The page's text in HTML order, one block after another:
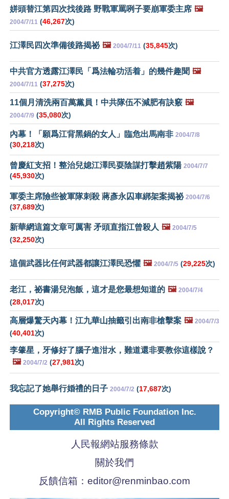
姘頭替江第四次找後路 野戰軍罵咧子要崩軍委主席 🖼️
2004/7/11 (46,267次)
江澤民四次準備後路揭祕 🖼️ 2004/7/11 (35,845次)
中共官方透露江澤民「爲法輪功活着」的幾件趣聞 🖼️
2004/7/11 (37,275次)
11個月清洗兩百萬黨員！中共隊伍不減肥有訣竅 🖼️
2004/7/9 (35,080次)
內幕！「願爲江背黑鍋的女人」臨危出馬南非 2004/7/8
(30,218次)
曾慶紅支招！整治兒媳江澤民耍陰謀打擊趙紫陽 2004/7/7
(45,930次)
軍委主席險些被軍隊刺殺 蔣彥永囚車綁架案揭祕 2004/7/6
(37,689次)
新華網這篇文章可厲害 矛頭直指江曾殺人 🖼️ 2004/7/5
(32,250次)
這個武器比任何武器都讓江澤民恐懼 🖼️ 2004/7/5 (29,225次)
老江，祕書湯兒泡飯，這才是您最想知道的 🖼️ 2004/7/4
(28,017次)
高層爆驚天內幕！江九華山抽籤引出南非槍擊案 🖼️ 2004/7/3
(40,401次)
李肇星，牙修好了腦子進泔水，難道還非要教你這樣說？
🖼️ 2004/7/2 (27,981次)
我忘記了她舉行婚禮的日子 2004/7/2 (17,687次)
Copyright© RMB Public Foundation Inc.
All Rights Reserved
人民報網站服務條款
關於我們
反饋信箱： editor@renminbao.com